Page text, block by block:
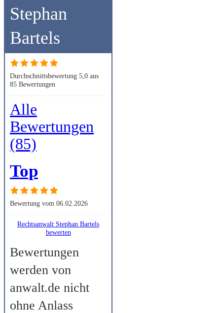
Stephan
Bartels
Durchschnittsbewertung 5,0 aus
85 Bewertungen
Alle
Bewertungen
(85)
Top
Bewertung vom 06.02.2026
Rechtsanwalt Stephan Bartels
bewerten
Bewertungen
werden von
anwalt.de nicht
ohne Anlass